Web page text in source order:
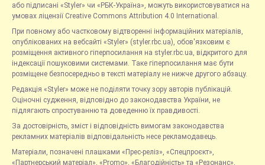
або підписані «Styler» чи «РБК-Україна», можуть використовуватися на
умовах ліцензії Creative Commons Attribution 4.0 International.
При повному або частковому відтворенні інформаційних матеріалів,
опублікованих на вебсайті «Styler» (styler.rbc.ua), обов'язковим є
розміщення активного гіперпосилання на styler.rbc.ua, відкритого для
індексації пошуковими системами. Таке гіперпосилання має бути
розміщене безпосередньо в тексті матеріалу не нижче другого абзацу.
Редакція «Styler» може не поділяти точку зору авторів публікацій.
Оціночні судження, відповідно до законодавства України, не
підлягають спростуванню та доведенню їх правдивості.
За достовірність, зміст і відповідність вимогам законодавства
рекламних матеріалів відповідальність несе рекламодавець.
Матеріали, позначені плашками «Прес-реліз», «Спецпроєкт»,
«Партнерський матеріал», «Promo», «Благодійність» та «Резонанс»,